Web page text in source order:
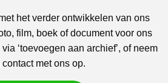
het verder ontwikkelen van ons
film, boek of document voor ons
‘toevoegen aan archief’, of neem
met ons op.